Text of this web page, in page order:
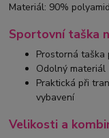
Materiál: 90%
Sportovní taška
Prostorná taška
Odolný materiál
Praktická při
vybavení
Velikosti a